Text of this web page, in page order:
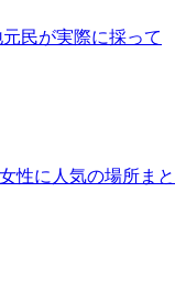
民が実際に採って
性に人気の場所まと